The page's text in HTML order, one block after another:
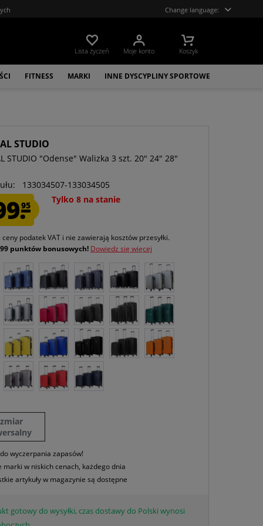
Change language:
Lista życzeń Moje konto Koszyk
FITNESS MARKI INNE DYSCYPLINY SPORTOWE
STUDIO
STUDIO "Odense" Walizka 3 szt. 20" 24" 28"
133034507-133034505
95
Tylko 8 na stanie
ceny podatek VAT i nie zawierają kosztów przesyłki.
99 punktów bonusowych! Dowiedz się więcej
wyczerpania zapasów!
marki w niskich cenach, każdego dnia
artykuły w magazynie są dostępne
gotowy do wysyłki, czas dostawy do Polski wynosi